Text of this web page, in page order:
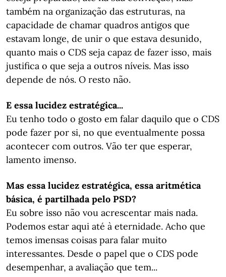
também na organização das estruturas, na
capacidade de chamar quadros antigos que
estavam longe, de unir o que estava desunido,
quanto mais o CDS seja capaz de fazer isso, mais
justifica o que seja a outros níveis. Mas isso
depende de nós. O resto não.
E essa lucidez estratégica...
Eu tenho todo o gosto em falar daquilo que o CDS
pode fazer por si, no que eventualmente possa
acontecer com outros. Vão ter que esperar,
lamento imenso.
Mas essa lucidez estratégica, essa aritmética
básica, é partilhada pelo PSD?
Eu sobre isso não vou acrescentar mais nada.
Podemos estar aqui até à eternidade. Acho que
temos imensas coisas para falar muito
interessantes. Desde o papel que o CDS pode
desempenhar, a avaliação que tem...